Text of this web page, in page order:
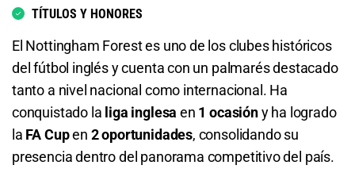
1.37
Nottingham Forest o Leeds United
1.35 S/ 13,50 S/ 3,50
Leeds United o Empate
1.69 S/ 16,90 S/ 6,90
TÍTULOS Y HONORES
El Nottingham Forest es uno de los clubes históricos
del fútbol inglés y cuenta con un palmarés destacado
tanto a nivel nacional como internacional. Ha
conquistado la liga inglesa en 1 ocasióny ha logrado
la FA Cupen 2 oportunidades, consolidando su
presencia dentro del panorama competitivo del país.